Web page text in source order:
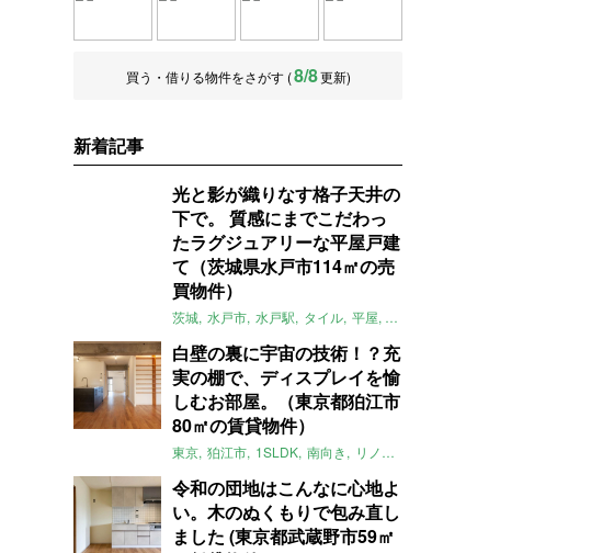
買う・借りる物件をさがす (8/8更新)
新着記事
光と影が織りなす格子天井の
下で。 質感にまでこだわっ
たラグジュアリーな平屋戸建
て（茨城県水戸市114㎡の売
買物件）
茨城 水戸市 水戸駅 タイル 平屋 一軒家
白壁の裏に宇宙の技術！？充
実の棚で、ディスプレイを愉
しむお部屋。（東京都狛江市
80㎡の賃貸物件）
東京 狛江市 1SLDK 南向き リノベ
令和の団地はこんなに心地よ
い。木のぬくもりで包み直し
ました (東京都武蔵野市59㎡